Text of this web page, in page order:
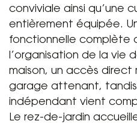
conviviale ainsi qu’une
entièrement équipée.
fonctionnelle complète
l’organisation de la vie
maison, un accès direct
garage attenant, tandis
indépendant vient
Le rez-de-jardin